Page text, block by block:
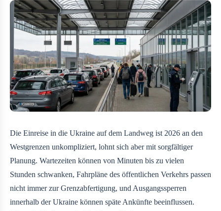
Die Einreise in die Ukraine auf dem Landweg ist 2026 an den
Westgrenzen unkompliziert, lohnt sich aber mit sorgfältiger
Planung. Wartezeiten können von Minuten bis zu vielen
Stunden schwanken, Fahrpläne des öffentlichen Verkehrs passen
nicht immer zur Grenzabfertigung, und Ausgangssperren
innerhalb der Ukraine können späte Ankünfte beeinflussen.